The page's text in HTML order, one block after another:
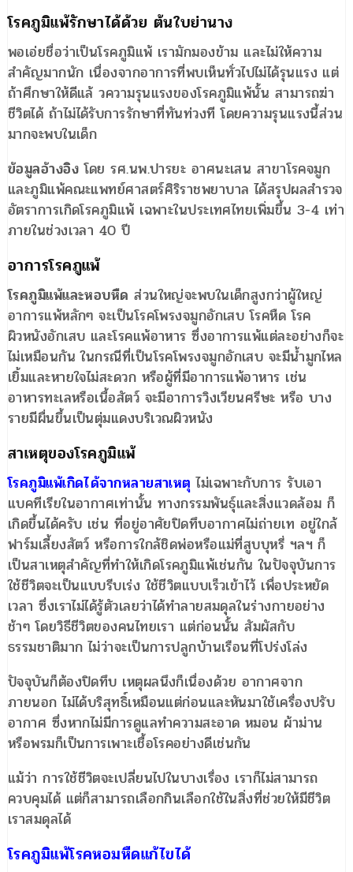
โรคภูมิแพ้รักษาได้ด้วย ต้นใบย่านาง
พอเอ่ยชื่อว่าเป็นโรคภูมิแพ้ เรามักมองข้าม และไม่ให้ความ
สำคัญมากนัก เนื่องจากอาการที่พบเห็นทั่วไปไม่ได้รุนแรง แต่
ถ้าศึกษาให้ดีแล้ วความรุนแรงของโรคภูมิแพ้นั้น สามารถฆ่า
ชีวิตได้ ถ้าไม่ได้รับการรักษาที่ทันท่วงที โดยความรุนแรงนี้ส่วน
มากจะพบในเด็ก
ข้อมูลอ้างอิง โดย รศ.นพ.ปารยะ อาศนะเสน สาขาโรคจมูก
และภูมิแพ้คณะแพทย์ศาสตร์ศิริราชพยาบาล ได้สรุปผลสำรวจ
อัตราการเกิดโรคภูมิแพ้ เฉพาะในประเทศไทยเพิ่มขึ้น 3-4 เท่า
ภายในช่วงเวลา 40 ปี
อาการโรคภูแพ้
โรคภูมิแพ้และหอบหืด ส่วนใหญ่จะพบในเด็กสูงกว่าผู้ใหญ่
อาการแพ้หลักๆ จะเป็นโรคโพรงจมูกอักเสบ โรคหืด โรค
ผิวหนังอักเสบ และโรคแพ้อาหาร ซึ่งอาการแพ้แต่ละอย่างก็จะ
ไม่เหมือนกัน ในกรณีที่เป็นโรคโพรงจมูกอักเสบ จะมีน้ำมูกไหล
เยิ้มและหายใจไม่สะดวก หรือผู้ที่มีอาการแพ้อาหาร เช่น
อาหารทะเลหรือเนื้อสัตว์ จะมีอาการวิงเวียนศรีษะ หรือ บาง
รายมีผื่นขึ้นเป็นตุ่มแดงบริเวณผิวหนัง
สาเหตุของโรคภูมิแพ้
โรคภูมิแพ้เกิดได้จากหลายสาเหตุ ไม่เฉพาะกับการ รับเอา
แบคทีเรียในอากาศเท่านั้น ทางกรรมพันธุ์และสิ่งแวดล้อม ก็
เกิดขึ้นได้ครับ เช่น ที่อยู่อาศัยปิดทึบอากาศไม่ถ่ายเท อยู่ใกล้
ฟาร์มเลี้ยงสัตว์ หรือการใกล้ชิดพ่อหรือแม่ที่สูบบุหรี่ ฯลฯ ก็
เป็นสาเหตุสำคัญที่ทำให้เกิดโรคภูมิแพ้เช่นกัน ในปัจจุบันการ
ใช้ชีวิตจะเป็นแบบรีบเร่ง ใช้ชีวิตแบบเร็วเข้าไว้ เพื่อประหยัด
เวลา ซึ่งเราไม่ได้รู้ตัวเลยว่าได้ทำลายสมดุลในร่างกายอย่าง
ช้าๆ โดยวิธีชีวิตของคนไทยเรา แต่ก่อนนั้น สัมผัสกับ
ธรรมชาติมาก ไม่ว่าจะเป็นการปลูกบ้านเรือนที่โปร่งโล่ง
ปัจจุบันก็ต้องปิดทึบ เหตุผลนึงก็เนื่องด้วย อากาศจาก
ภายนอก ไม่ได้บริสุทธิ์เหมือนแต่ก่อนและหันมาใช้เครื่องปรับ
อากาศ ซึ่งหากไม่มีการดูแลทำความสะอาด หมอน ผ้าม่าน
หรือพรมก็เป็นการเพาะเชื้อโรคอย่างดีเช่นกัน
แม้ว่า การใช้ชีวิตจะเปลี่ยนไปในบางเรื่อง เราก็ไม่สามารถ
ควบคุมได้ แต่ก็สามารถเลือกกินเลือกใช้ในสิ่งที่ช่วยให้มีชีวิต
เราสมดุลได้
โรคภูมิแพ้โรคหอมหืดแก้ไขได้